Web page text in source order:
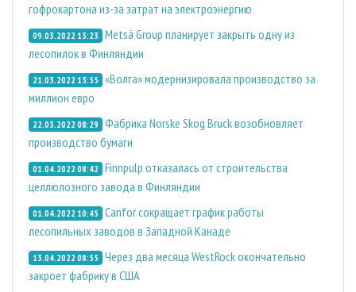
гофрокартона из-за затрат на электроэнергию
09.03.2022 13:23 Metsä Group планирует закрыть одну из
лесопилок в Финляндии
21.03.2022 13:55 «Волга» модернизировала производство за
миллион евро
22.03.2022 08:29 Фабрика Norske Skog Bruck возобновляет
производство бумаги
01.04.2022 08:42 Finnpulp отказалась от строительства
целлюлозного завода в Финляндии
01.04.2022 10:45 Canfor сокращает график работы
лесопильных заводов в Западной Канаде
13.04.2022 08:55 Через два месяца WestRock окончательно
закроет фабрику в США